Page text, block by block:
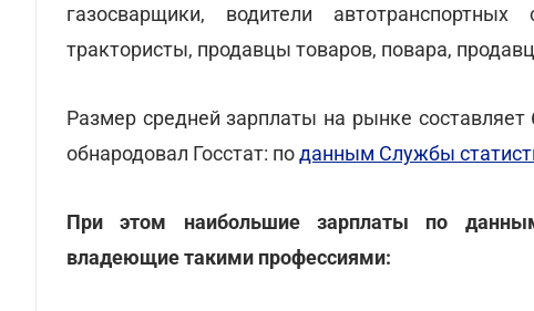
газосварщики, водители
трактористы, продавцы товаров, повара,
Размер средней зарплаты на рынке
обнародовал Госстат: поданным Службы
При этом наибольшие зарплаты по
владеющие такими профессиями: